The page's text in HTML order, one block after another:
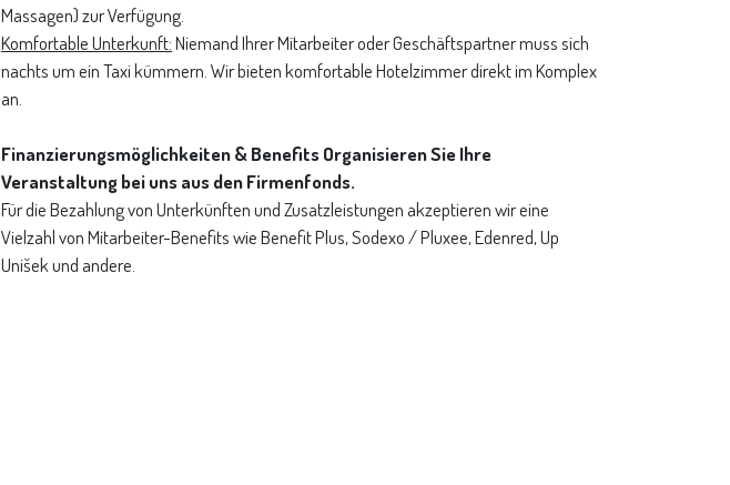
Massagen) zur Verfügung.
Komfortable Unterkunft:Niemand Ihrer Mitarbeiter oder Geschäftspartner muss sich
nachts um ein Taxi kümmern. Wir bieten komfortable Hotelzimmer direkt im Komplex
an.
Finanzierungsmöglichkeiten & Benefits Organisieren Sie Ihre
Veranstaltung bei uns aus den Firmenfonds.
Für die Bezahlung von Unterkünften und Zusatzleistungen akzeptieren wir eine
Vielzahl von Mitarbeiter-Benefits wie Benefit Plus, Sodexo / Pluxee, Edenred, Up
Unišek und andere.